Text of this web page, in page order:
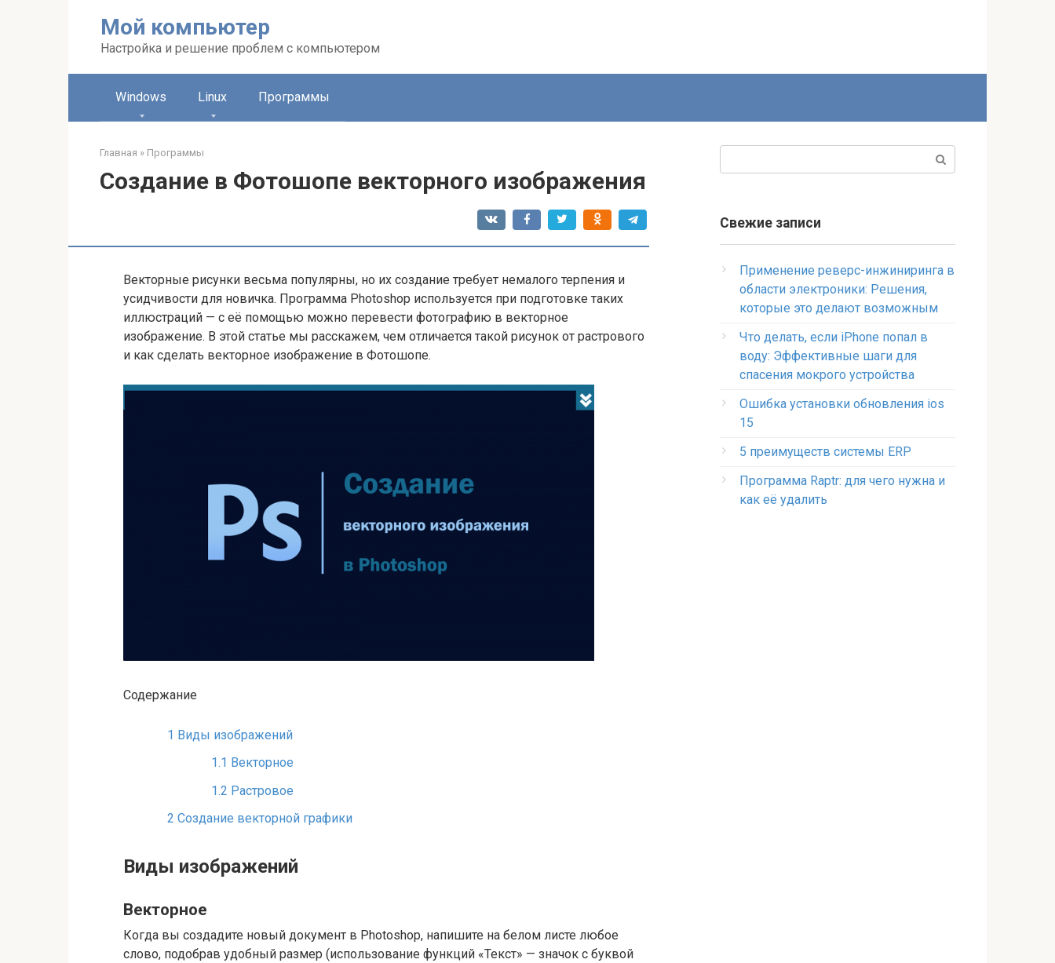
Мой компьютер
Настройка и решение проблем с компьютером
Windows Linux Программы
Главная » Программы
Создание в Фотошопе векторного изображения
Векторные рисунки весьма популярны, но их создание требует немалого терпения и
усидчивости для новичка. Программа Photoshop используется при подготовке таких
иллюстраций — с её помощью можно перевести фотографию в векторное
изображение. В этой статье мы расскажем, чем отличается такой рисунок от растрового
и как сделать векторное изображение в Фотошопе.
Содержание
1 Виды изображений
1.1 Векторное
1.2 Растровое
2 Создание векторной графики
Виды изображений
Векторное
Когда вы создадите новый документ в Photoshop, напишите на белом листе любое
слово, подобрав удобный размер (использование функций «Текст» — значок с буквой
Свежие записи
Применение реверс-инжиниринга в
области электроники: Решения,
которые это делают возможным
Что делать, если iPhone попал в
воду: Эффективные шаги для
спасения мокрого устройства
Ошибка установки обновления ios
15
5 преимуществ системы ERP
Программа Raptr: для чего нужна и
как её удалить